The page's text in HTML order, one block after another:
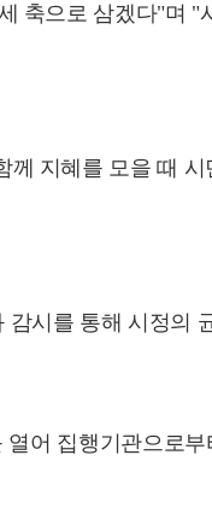
축으로 삼겠다"며
지혜를 모을 때
시를 통해 시정
어 집행기관으로